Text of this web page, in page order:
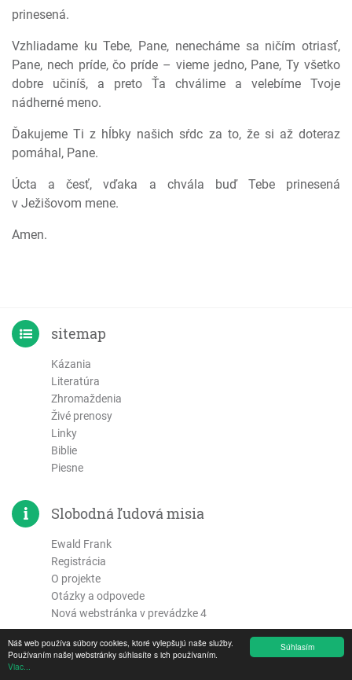
Súhlasím
Náš web používa súbory cookies, ktoré vylepšujú naše služby.
Používaním našej webstránky súhlasíte s ich používaním.
Viac...
prinesená.
Vzhliadame ku Tebe, Pane, nenecháme sa ničím otriasť,
Pane, nech príde, čo príde – vieme jedno, Pane, Ty všetko
dobre učiníš, a preto Ťa chválime a velebíme Tvoje
nádherné meno.
Ďakujeme Ti z hĺbky našich sŕdc za to, že si až doteraz
pomáhal, Pane.
Úcta a česť, vďaka a chvála buď Tebe prinesená
v Ježišovom mene.
Amen.
sitemap
Kázania
Literatúra
Zhromaždenia
Živé prenosy
Linky
Biblie
Piesne
Slobodná ľudová misia
Ewald Frank
Registrácia
O projekte
Otázky a odpovede
Nová webstránka v prevádzke 4
Napíšte nám